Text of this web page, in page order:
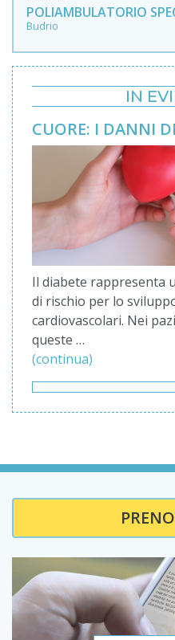
POLIAMBULATORIO
Budrio
IN
CUORE: I DANNI
Il diabete rappresenta
di rischio per lo
cardiovascolari. Nei
queste …
(continua)